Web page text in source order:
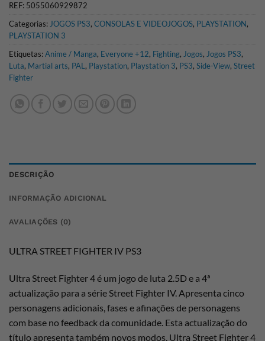
REF: 5055060929872
Categorias: JOGOS PS3, CONSOLAS E VIDEOJOGOS, PLAYSTATION,
PLAYSTATION 3
Etiquetas:Anime / Manga, Everyone +12, Fighting, Jogos, Jogos PS3,
Luta, Martial arts, PAL , Playstation, Playstation 3, PS3, Side-View, Street
Fighter
DESCRIÇÃO
INFORMAÇÃO ADICIONAL
AVALIAÇÕES (0)
ULTRA STREET FIGHTER IV PS3
Ultra Street Fighter 4 é um jogo de luta 2.5D e a 4ª
actualização para a série Street Fighter IV. Apresenta cinco
personagens adicionais, fases e afinações de personagens
com base no feedback da comunidade. Esta actualização do
título apresenta também novos modos. Ultra Street Fighter 4